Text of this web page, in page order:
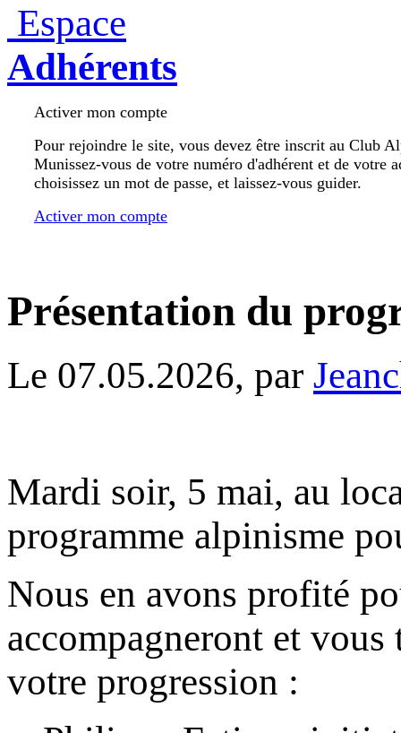
Espace
Adhérents
Activer mon compte
Pour rejoindre le site, vous devez être inscrit au Club
Munissez-vous de votre numéro d'adhérent et de votre
choisissez un mot de passe, et laissez-vous guider.
Activer mon compte
Présentation du
Le 07.05.2026, par
Mardi soir, 5 mai, au
programme alpinisme
Nous en avons profité
accompagneront et
votre progression :